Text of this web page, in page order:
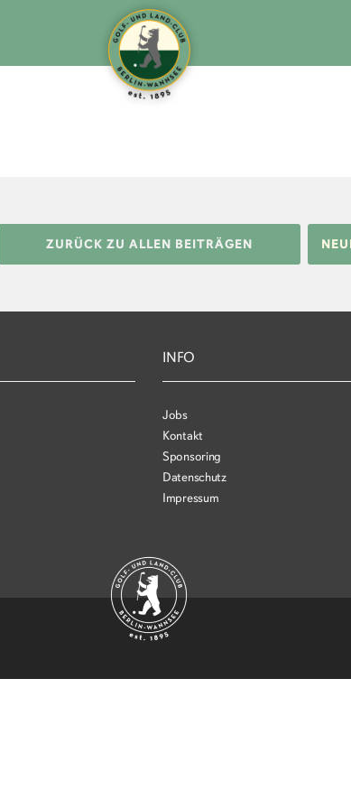
ZURÜCK ZU ALLEN BEITRÄGEN
INFO
Jobs
Kontakt
Sponsoring
Datenschutz
Impressum